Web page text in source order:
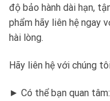
độ bảo hành dài hạn,
phẩm hãy liên hệ ngay
hài lòng.
Hãy liên hệ với chúng
► Có thể bạn quan tâm: